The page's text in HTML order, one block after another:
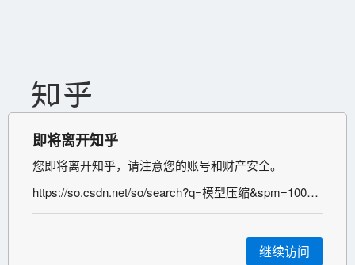
即将离开知乎
您即将离开知乎，请注意您的账号和财产安全。
https://so.csdn.net/so/search?q=模型压缩&spm=1001.2101.3001.7020
继续访问